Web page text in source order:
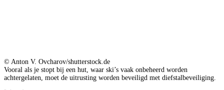
© Anton V. Ovcharov/shutterstock.de
Vooral als je stopt bij een hut, waar ski’s vaak onbeheerd worden
achtergelaten, moet de uitrusting worden beveiligd met diefstalbeveiliging.